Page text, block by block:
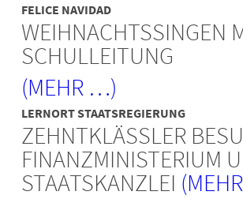
FELICE NAVIDAD
WEIHNACHTSSINGEN
SCHULLEITUNG
(MEHR …)
LERNORT STAATSREGIERUNG
ZEHNTKLÄSSLER
FINANZMINISTERIUM
STAATSKANZLEI